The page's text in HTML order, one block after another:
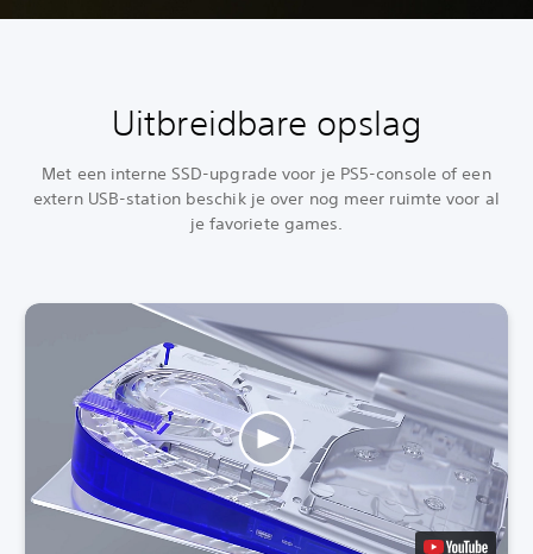
Uitbreidbare opslag
Met een interne SSD-upgrade voor je PS5-console of een
extern USB-station beschik je over nog meer ruimte voor al
je favoriete games.